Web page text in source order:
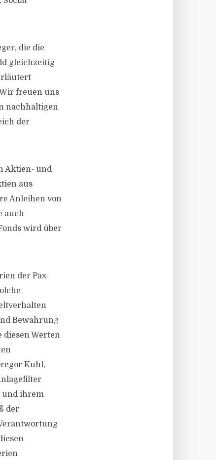
die die
gleichzeitig
freuen uns
nachhaltigen
der
Aktien- und
aus
Anleihen von
auch
wird über
der Pax-
Bewahrung
diesen Werten
Kuhl,
und ihrem
der